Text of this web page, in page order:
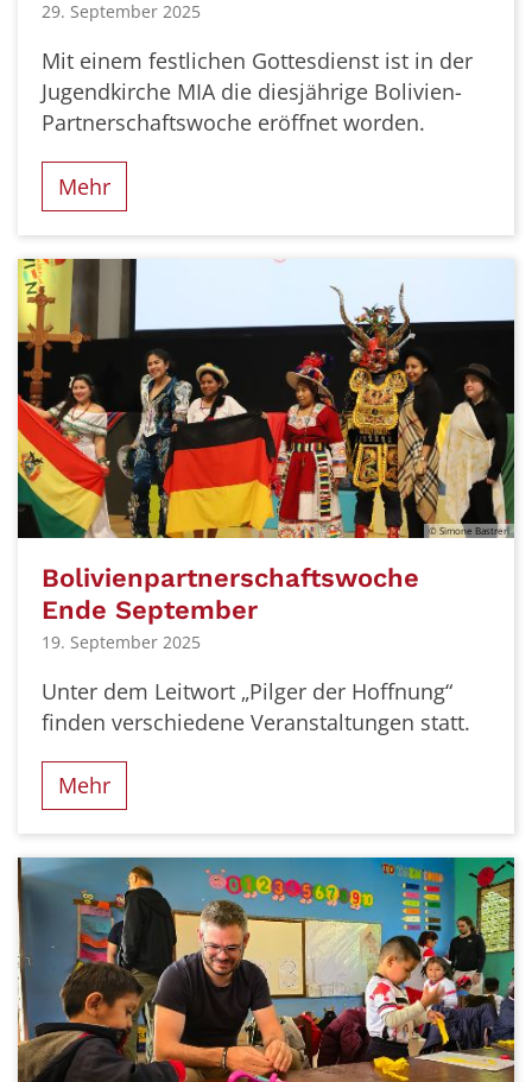
29. September 2025
Mit einem festlichen Gottesdienst ist in der
Jugendkirche MIA die diesjährige Bolivien-
Partnerschaftswoche eröffnet worden.
Mehr
© Simone Bastreri
Bolivienpartnerschaftswoche
Ende September
19. September 2025
Unter dem Leitwort „Pilger der Hoffnung“
finden verschiedene Veranstaltungen statt.
Mehr